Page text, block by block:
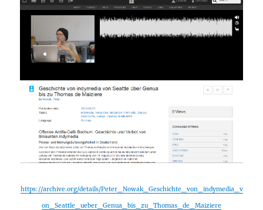
https://archive.org/details/Peter_Nowak_Geschichte_von_indymedia_v
on_Seattle_ueber_Genua_bis_zu_Thomas_de_Maiziere